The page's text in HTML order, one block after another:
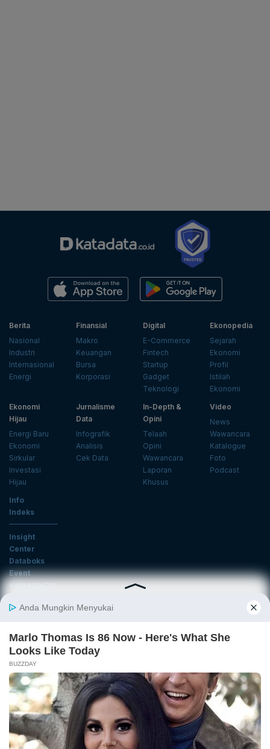
Berita
Nasional
Industri
Internasional
Energi
Finansial
Makro
Keuangan
Bursa
Korporasi
Digital
E-Commerce
Fintech
Startup
Gadget
Teknologi
Ekonopedia
Sejarah
Ekonomi
Profil
Istilah
Ekonomi
Ekonomi
Hijau
Energi Baru
Ekonomi
Sirkular
Investasi
Hijau
Jurnalisme
Data
Infografik
Analisis
Cek Data
In-Depth &
Opini
Telaah
Opini
Wawancara
Laporan
Khusus
Video
News
Wawancara
Katalogue
Foto
Podcast
Info
Indeks
Insight
Center
Databoks
Event
KatadataOto
Email
Daftar
Tentang Katadata Advertising
Pedoman Media Siber
Kebijakan Privasi
Disclaimer
Hubungi Kami